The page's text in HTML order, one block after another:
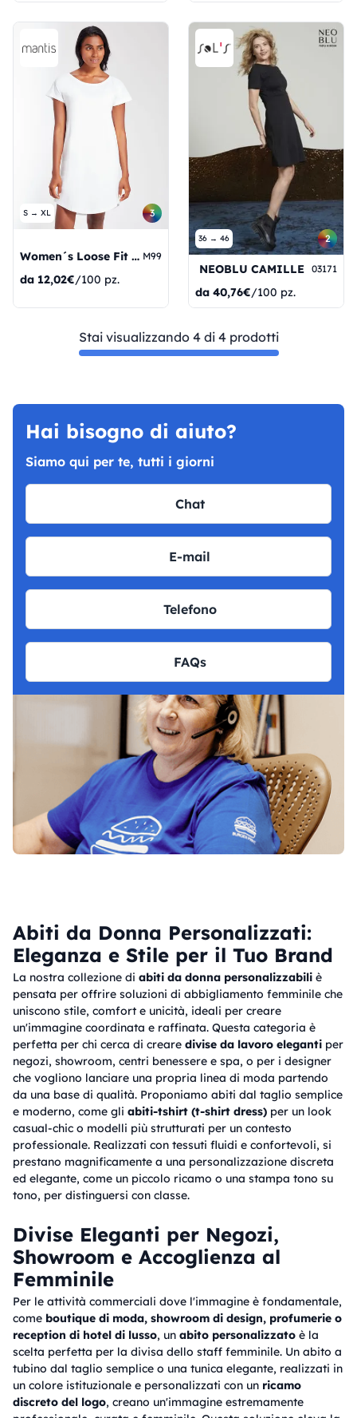
S → XL 3
Women´s Loose Fit T Dress M99
da 12,02€/100 pz.
36 → 46 2
NEOBLU CAMILLE 03171
da 40,76€/100 pz.
Stai visualizzando 4 di 4 prodotti
Hai bisogno di aiuto?
Siamo qui per te, tutti i giorni
Chat
E-mail
Telefono
FAQs
Abiti da Donna Personalizzati:
Eleganza e Stile per il Tuo Brand
La nostra collezione di abiti da donna personalizzabili è
pensata per offrire soluzioni di abbigliamento femminile che
uniscono stile, comfort e unicità, ideali per creare
un'immagine coordinata e raffinata. Questa categoria è
perfetta per chi cerca di creare divise da lavoro eleganti per
negozi, showroom, centri benessere e spa, o per i designer
che vogliono lanciare una propria linea di moda partendo
da una base di qualità. Proponiamo abiti dal taglio semplice
e moderno, come gli abiti-tshirt (t-shirt dress) per un look
casual-chic o modelli più strutturati per un contesto
professionale. Realizzati con tessuti fluidi e confortevoli, si
prestano magnificamente a una personalizzazione discreta
ed elegante, come un piccolo ricamo o una stampa tono su
tono, per distinguersi con classe.
Divise Eleganti per Negozi,
Showroom e Accoglienza al
Femminile
Per le attività commerciali dove l'immagine è fondamentale,
come boutique di moda, showroom di design, profumerie o
reception di hotel di lusso, un abito personalizzato è la
scelta perfetta per la divisa dello staff femminile. Un abito a
tubino dal taglio semplice o una tunica elegante, realizzati in
un colore istituzionale e personalizzati con un ricamo
discreto del logo, creano un'immagine estremamente